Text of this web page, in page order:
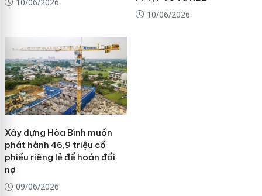
10/06/2026
Xây dựng Hòa Bình muốn
phát hành 46,9 triệu cổ
phiếu riêng lẻ để hoán đổi
nợ
09/06/2026